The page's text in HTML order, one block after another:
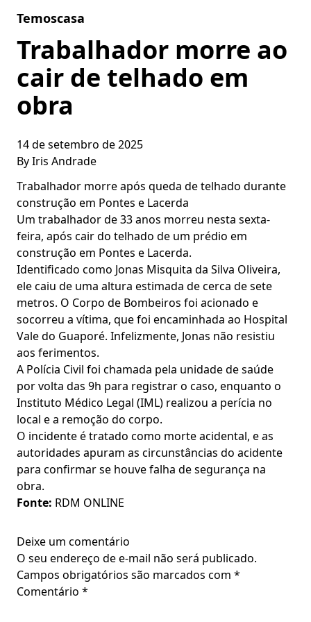
Temoscasa
Trabalhador morre ao
cair de telhado em
obra
14 de setembro de 2025
ByIris Andrade
Trabalhador morre após queda de telhado durante
construção em Pontes e Lacerda
Um trabalhador de 33 anos morreu nesta sexta-
feira, após cair do telhado de um prédio em
construção em Pontes e Lacerda.
Identificado como Jonas Misquita da Silva Oliveira,
ele caiu de uma altura estimada de cerca de sete
metros. O Corpo de Bombeiros foi acionado e
socorreu a vítima, que foi encaminhada ao Hospital
Vale do Guaporé. Infelizmente, Jonas não resistiu
aos ferimentos.
A Polícia Civil foi chamada pela unidade de saúde
por volta das 9h para registrar o caso, enquanto o
Instituto Médico Legal (IML) realizou a perícia no
local e a remoção do corpo.
O incidente é tratado como morte acidental, e as
autoridades apuram as circunstâncias do acidente
para confirmar se houve falha de segurança na
obra.
Fonte: RDM ONLINE
Deixe um comentário
O seu endereço de e-mail não será publicado.
Campos obrigatórios são marcados com *
Comentário *